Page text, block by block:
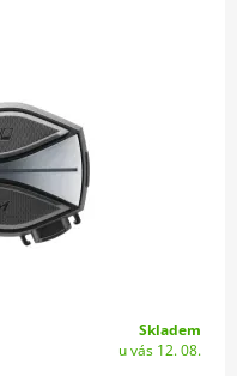
Skladem
u vás 12. 08.